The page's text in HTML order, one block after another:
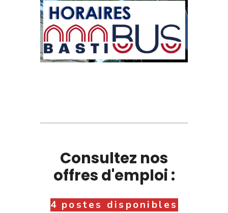
Consultez nos
offres d'emploi :
4 postes disponibles